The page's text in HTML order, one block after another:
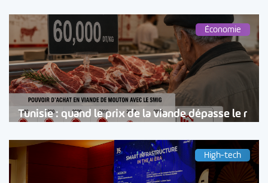
Économie
Tunisie : quand le prix de la viande dépasse le r
High-tech